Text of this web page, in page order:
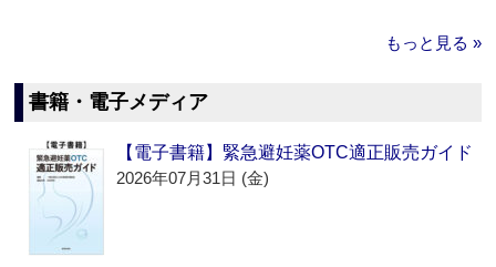
もっと見る »
書籍・電子メディア
【電子書籍】緊急避妊薬OTC適正販売ガイド
2026年07月31日 (金)